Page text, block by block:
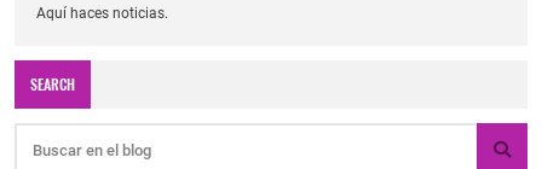
Aquí haces noticias.
SEARCH